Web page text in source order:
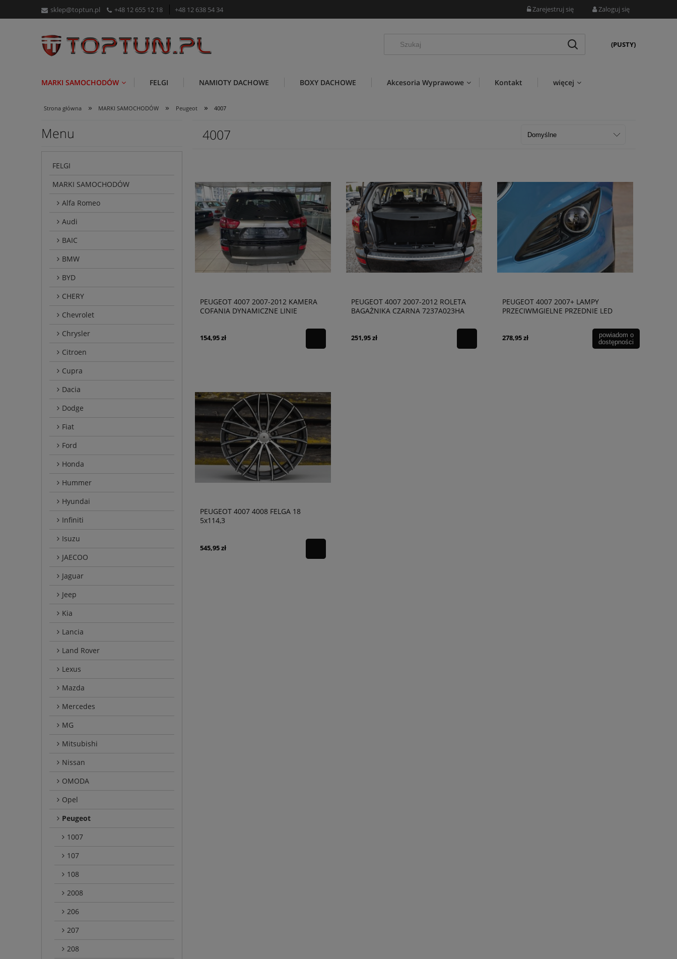
sklep@toptun.pl +48 12 655 12 18 +48 12 638 54 34 Zarejestruj się Zaloguj się
(PUSTY)
MARKI SAMOCHODÓW FELGI NAMIOTY DACHOWE BOXY DACHOWE Akcesoria Wyprawowe Kontakt więcej
Strona główna » MARKI SAMOCHODÓW » Peugeot » 4007
Menu
FELGI
MARKI SAMOCHODÓW
Alfa Romeo
Audi
BAIC
BMW
BYD
CHERY
Chevrolet
Chrysler
Citroen
Cupra
Dacia
Dodge
Fiat
Ford
Honda
Hummer
Hyundai
Infiniti
Isuzu
JAECOO
Jaguar
Jeep
Kia
Lancia
Land Rover
Lexus
Mazda
Mercedes
MG
Mitsubishi
Nissan
OMODA
Opel
Peugeot
1007
107
108
2008
206
207
208
4007
PEUGEOT 4007 2007-2012 KAMERA
COFANIA DYNAMICZNE LINIE
154,95 zł
PEUGEOT 4007 2007-2012 ROLETA
BAGAŻNIKA CZARNA 7237A023HA
251,95 zł
PEUGEOT 4007 2007+ LAMPY
PRZECIWMGIELNE PRZEDNIE LED
278,95 zł
powiadom o
dostępności
PEUGEOT 4007 4008 FELGA 18
5x114,3
545,95 zł